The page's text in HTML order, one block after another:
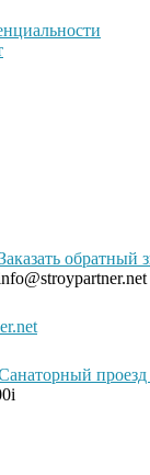
обратный
проезд
i